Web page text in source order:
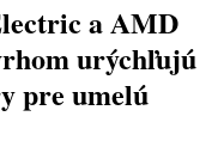
a AMD
urýchľujú
pre umelú